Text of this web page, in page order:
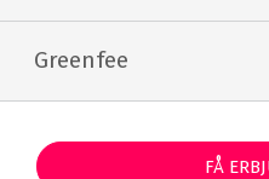
Greenfee
FÅ